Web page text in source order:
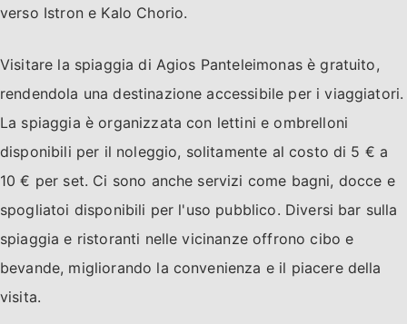
verso Istron e Kalo Chorio.
Visitare la spiaggia di Agios Panteleimonas è gratuito,
rendendola una destinazione accessibile per i viaggiatori.
La spiaggia è organizzata con lettini e ombrelloni
disponibili per il noleggio, solitamente al costo di 5 € a
10 € per set. Ci sono anche servizi come bagni, docce e
spogliatoi disponibili per l'uso pubblico. Diversi bar sulla
spiaggia e ristoranti nelle vicinanze offrono cibo e
bevande, migliorando la convenienza e il piacere della
visita.